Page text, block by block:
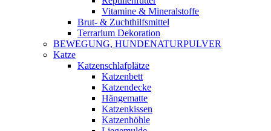
Vitamine & Mineralstoffe
Brut- & Zuchthilfsmittel
Terrarium Dekoration
BEWEGUNG, HUNDENATURPULVER
Katze
Katzenschlafplätze
Katzenbett
Katzendecke
Hängematte
Katzenkissen
Katzenhöhle